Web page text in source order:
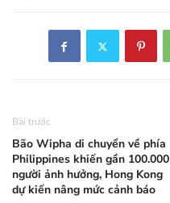
Bài trước
Bão Wipha di chuyển về phía
Philippines khiến gần 100.000
người ảnh hưởng, Hong Kong
dự kiến nâng mức cảnh báo